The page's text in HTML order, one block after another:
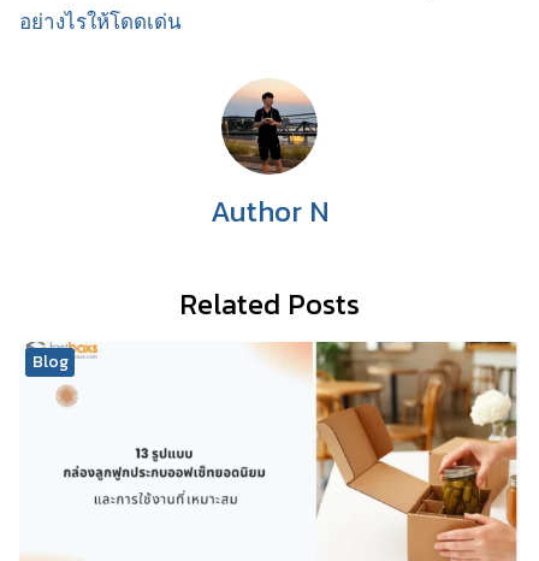
อย่างไรให้โดดเด่น
Author N
Related Posts
Blog